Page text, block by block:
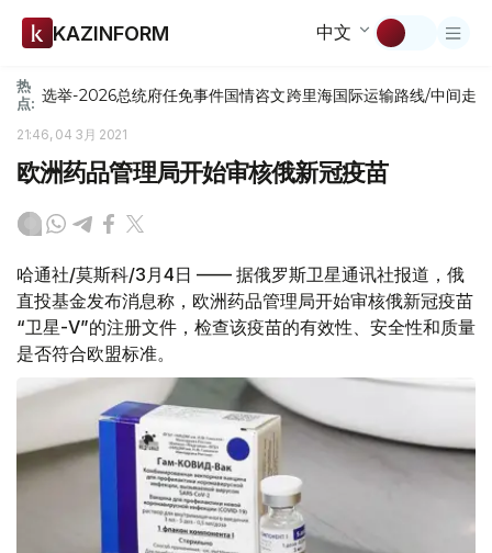
KAZINFORM 中文
热
点: 选举-2026总统府任免事件国情咨文跨里海国际运输路线/中间走廊
21:46, 04 3月 2021
欧洲药品管理局开始审核俄新冠疫苗
哈通社/莫斯科/3月4日 —— 据俄罗斯卫星通讯社报道，俄
直投基金发布消息称，欧洲药品管理局开始审核俄新冠疫苗
“卫星-V”的注册文件，检查该疫苗的有效性、安全性和质量
是否符合欧盟标准。